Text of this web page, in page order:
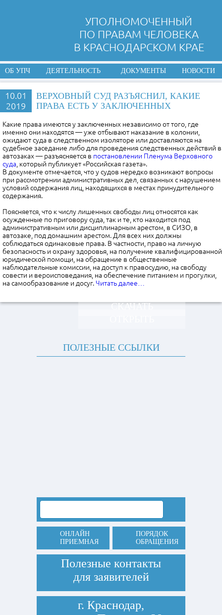
УПОЛНОМОЧЕННЫЙ
ПО ПРАВАМ ЧЕЛОВЕКА
В КРАСНОДАРСКОМ КРАЕ
ОБ УПЧ ДЕЯТЕЛЬНОСТЬ ДОКУМЕНТЫ НОВОСТИ
10.01
2019
ВЕРХОВНЫЙ СУД РАЗЪЯСНИЛ, КАКИЕ
ПРАВА ЕСТЬ У ЗАКЛЮЧЕННЫХ
Какие права имеются у заключенных независимо от того, где
именно они находятся — уже отбывают наказание в колонии,
ожидают суда в следственном изоляторе или доставляются на
судебное заседание либо для проведения следственных действий в
автозаках — разъясняется в постановлении Пленума Верховного
суда , который публикует «Российская газета».
В документе отмечается, что у судов нередко возникают вопросы
при рассмотрении административных дел, связанных с нарушением
условий содержания лиц, находящихся в местах принудительного
содержания.
Поясняется, что к числу лишенных свободы лиц относятся как
осужденные по приговору суда, так и те, кто находится под
административным или дисциплинарным арестом, в СИЗО, в
автозаке, под домашним арестом. Для всех них должны
соблюдаться одинаковые права. В частности, право на личную
безопасность и охрану здоровья, на получение квалифицированной
юридической помощи, на обращение в общественные
наблюдательные комиссии, на доступ к правосудию, на свободу
совести и вероисповедания, на обеспечение питанием и прогулки,
на самообразование и досуг. Читать далее…
СКАЧАТЬ
ПОЛЕЗНЫЕ ССЫЛКИ
ОНЛАЙН
ПРИЕМНАЯ
ПОРЯДОК
ОБРАЩЕНИЯ
Полезные контакты
для заявителей
г. Краснодар,